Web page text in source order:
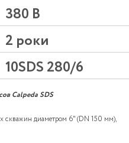
380 В
2 роки
10SDS 280/6
Calpeda SDS
скважин диаметром 6" (DN 150 мм),